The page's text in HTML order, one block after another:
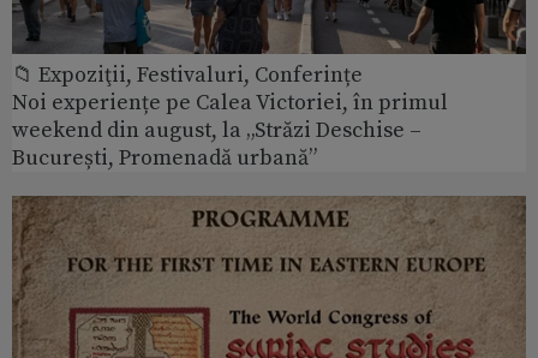
📁 Expoziţii, Festivaluri, Conferințe
Noi experiențe pe Calea Victoriei, în primul
weekend din august, la „Străzi Deschise –
București, Promenadă urbană”